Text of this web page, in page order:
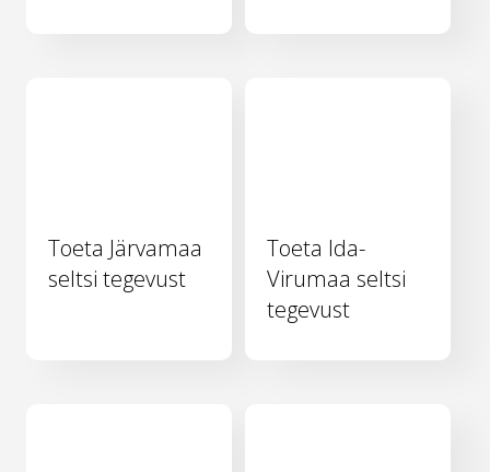
Toeta Järvamaa
seltsi tegevust
Toeta Ida-
Virumaa seltsi
tegevust